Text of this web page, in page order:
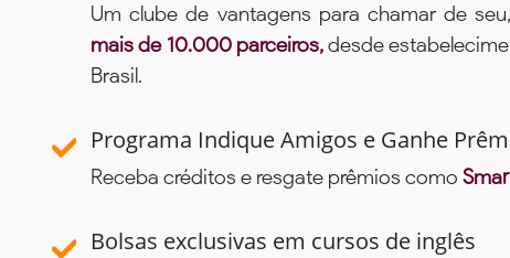
Um clube de vantagens para chamar de
mais de 10.000 parceiros,desde
Brasil.
Programa Indique Amigos e Ganhe
Receba créditos e resgate prêmios como
Bolsas exclusivas em cursos de inglês